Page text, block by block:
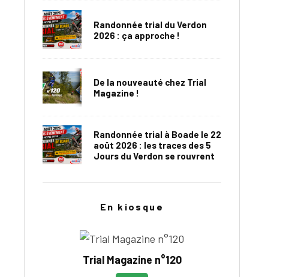
Randonnée trial du Verdon
2026 : ça approche !
De la nouveauté chez Trial
Magazine !
Randonnée trial à Boade le 22
août 2026 : les traces des 5
Jours du Verdon se rouvrent
En kiosque
Trial Magazine n°120